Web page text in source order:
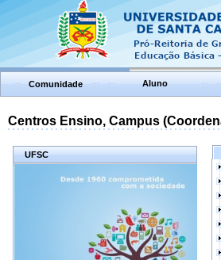
Comunidade Aluno
Centros Ensino, Campus
UFSC